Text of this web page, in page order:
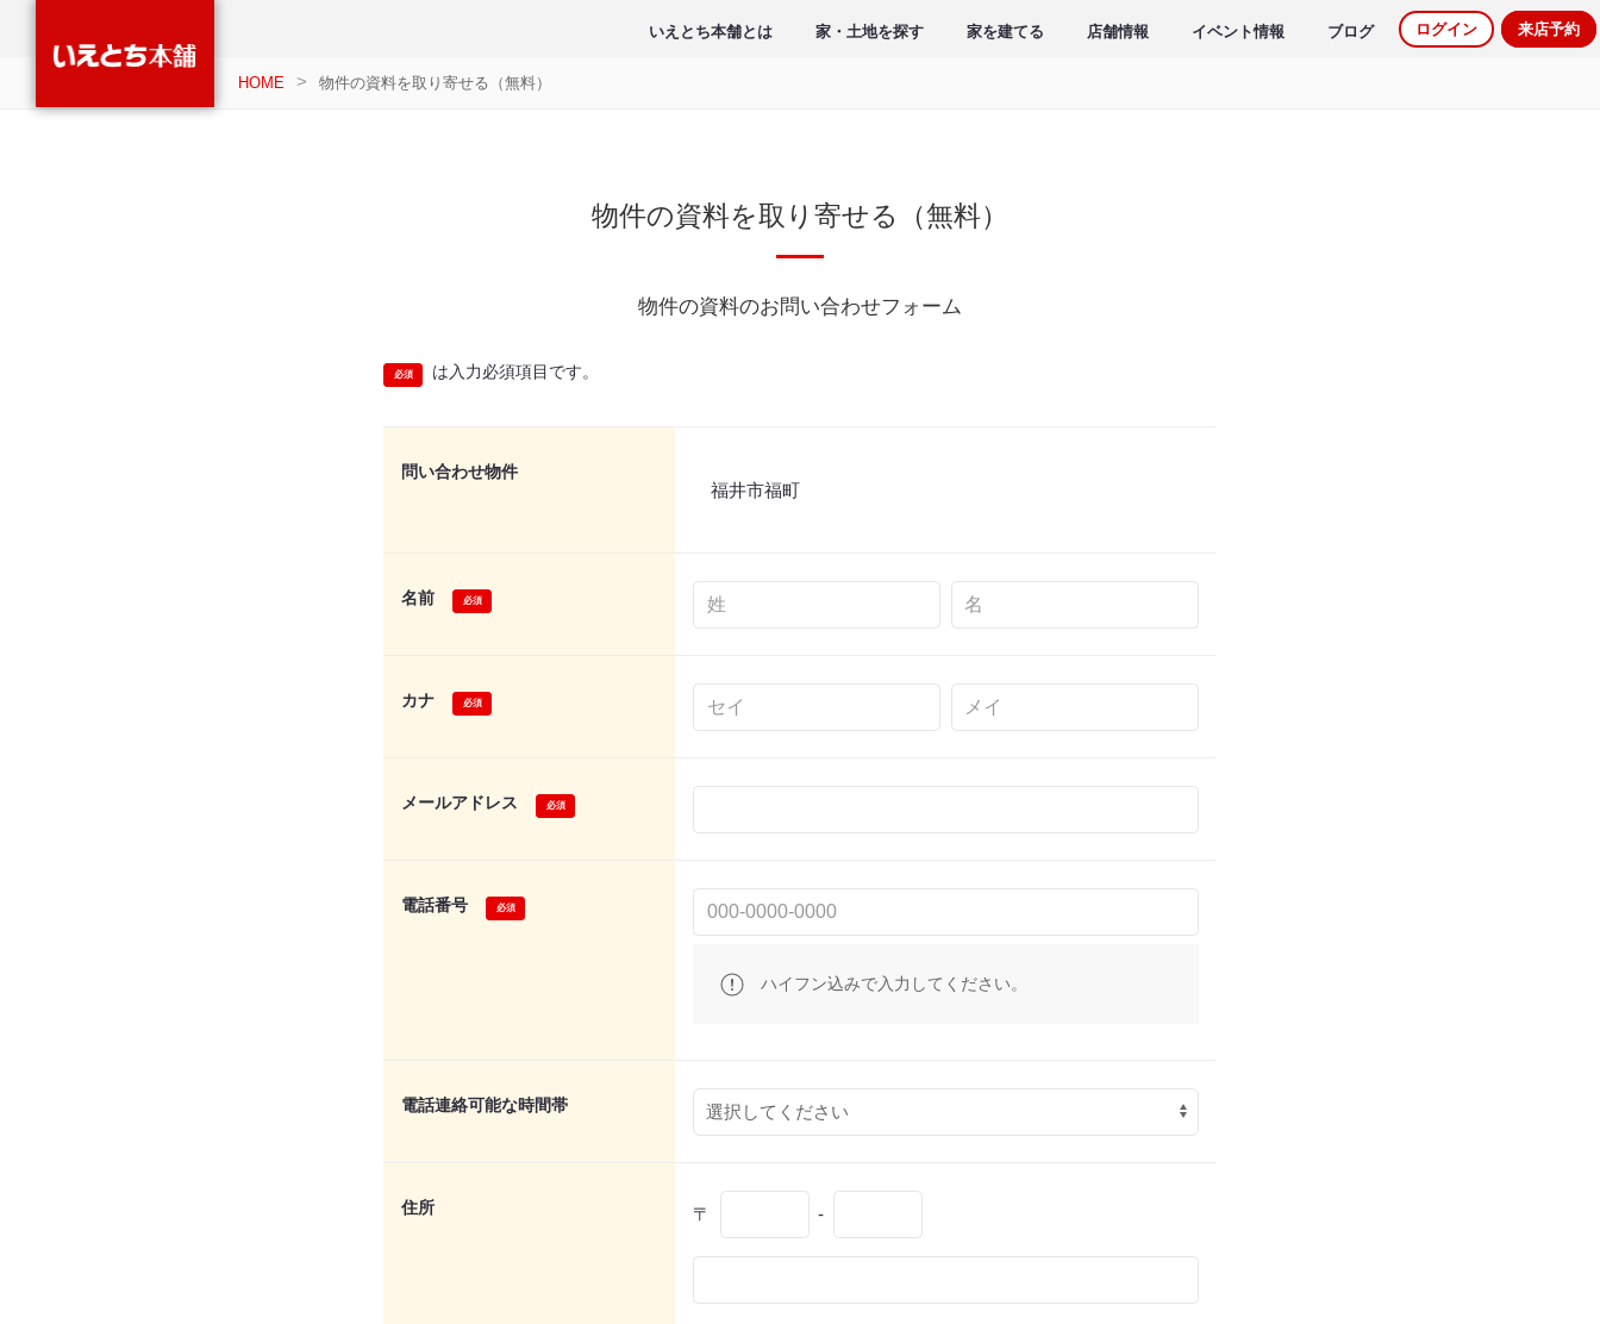
いえとち本舗とは 家・土地を探す 家を建てる 店舗情報 イベント情報 ブログ ログイン 来店予約
HOME 物件の資料を取り寄せる（無料）
物件の資料を取り寄せる（無料）
物件の資料のお問い合わせフォーム
は入力必須項目です。
問い合わせ物件
福井市福町
名前
カナ
メールアドレス
電話番号
ハイフン込みで入力してください。
電話連絡可能な時間帯
住所 〒 -